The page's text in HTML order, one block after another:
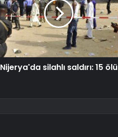
Nijerya'da silahlı saldırı: 15 ölü